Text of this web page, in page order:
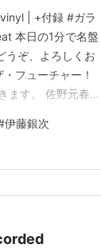
| +付録 #ガラ
本日の1分で名盤
ぞ、よろしくお
フューチャー！
ます。 佐野元春の
伊藤銀次